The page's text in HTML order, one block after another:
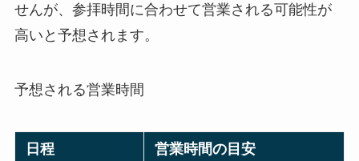
せんが、参拝時間に合わせて営業される可能性が
高いと予想されます。
予想される営業時間
日程 営業時間の目安